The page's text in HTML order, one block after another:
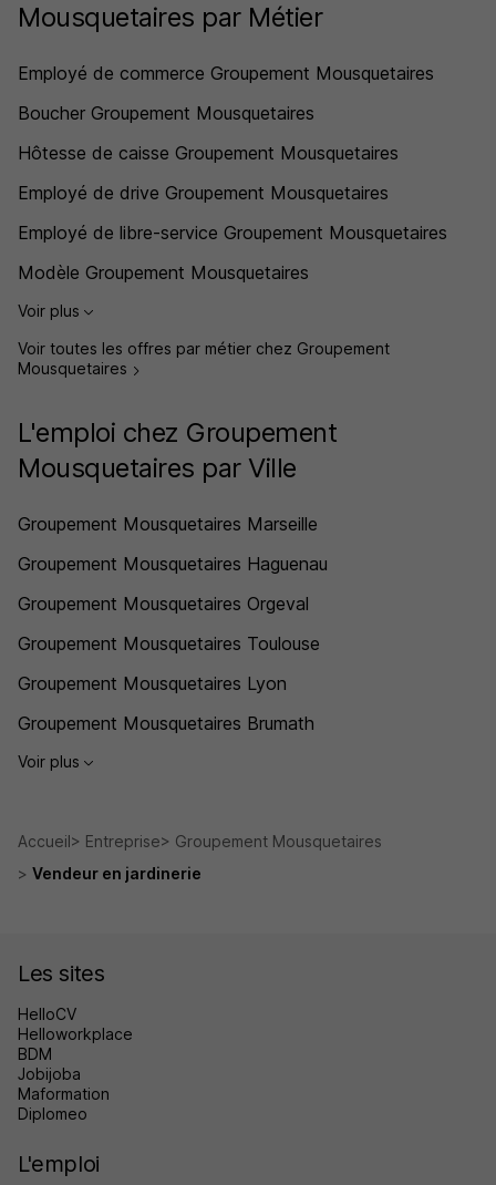
Mousquetaires par Métier
Employé de commerce Groupement Mousquetaires
Boucher Groupement Mousquetaires
Hôtesse de caisse Groupement Mousquetaires
Employé de drive Groupement Mousquetaires
Employé de libre-service Groupement Mousquetaires
Modèle Groupement Mousquetaires
Voir plus
Voir toutes les offres par métier chez Groupement
Mousquetaires
L'emploi chez Groupement
Mousquetaires par Ville
Groupement Mousquetaires Marseille
Groupement Mousquetaires Haguenau
Groupement Mousquetaires Orgeval
Groupement Mousquetaires Toulouse
Groupement Mousquetaires Lyon
Groupement Mousquetaires Brumath
Voir plus
Accueil Entreprise
Groupement Mousquetaires
Vendeur en jardinerie
Les sites
HelloCV
Helloworkplace
BDM
Jobijoba
Maformation
Diplomeo
L'emploi